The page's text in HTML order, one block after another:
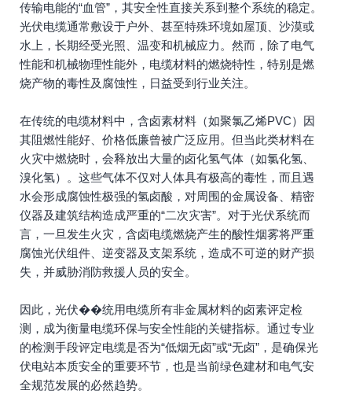
传输电能的“血管”，其安全性直接关系到整个系统的稳定。
光伏电缆通常敷设于户外、甚至特殊环境如屋顶、沙漠或
水上，长期经受光照、温变和机械应力。然而，除了电气
性能和机械物理性能外，电缆材料的燃烧特性，特别是燃
烧产物的毒性及腐蚀性，日益受到行业关注。
在传统的电缆材料中，含卤素材料（如聚氯乙烯PVC）因
其阻燃性能好、价格低廉曾被广泛应用。但当此类材料在
火灾中燃烧时，会释放出大量的卤化氢气体（如氯化氢、
溴化氢）。这些气体不仅对人体具有极高的毒性，而且遇
水会形成腐蚀性极强的氢卤酸，对周围的金属设备、精密
仪器及建筑结构造成严重的“二次灾害”。对于光伏系统而
言，一旦发生火灾，含卤电缆燃烧产生的酸性烟雾将严重
腐蚀光伏组件、逆变器及支架系统，造成不可逆的财产损
失，并威胁消防救援人员的安全。
因此，光伏��统用电缆所有非金属材料的卤素评定检
测，成为衡量电缆环保与安全性能的关键指标。通过专业
的检测手段评定电缆是否为“低烟无卤”或“无卤”，是确保光
伏电站本质安全的重要环节，也是当前绿色建材和电气安
全规范发展的必然趋势。